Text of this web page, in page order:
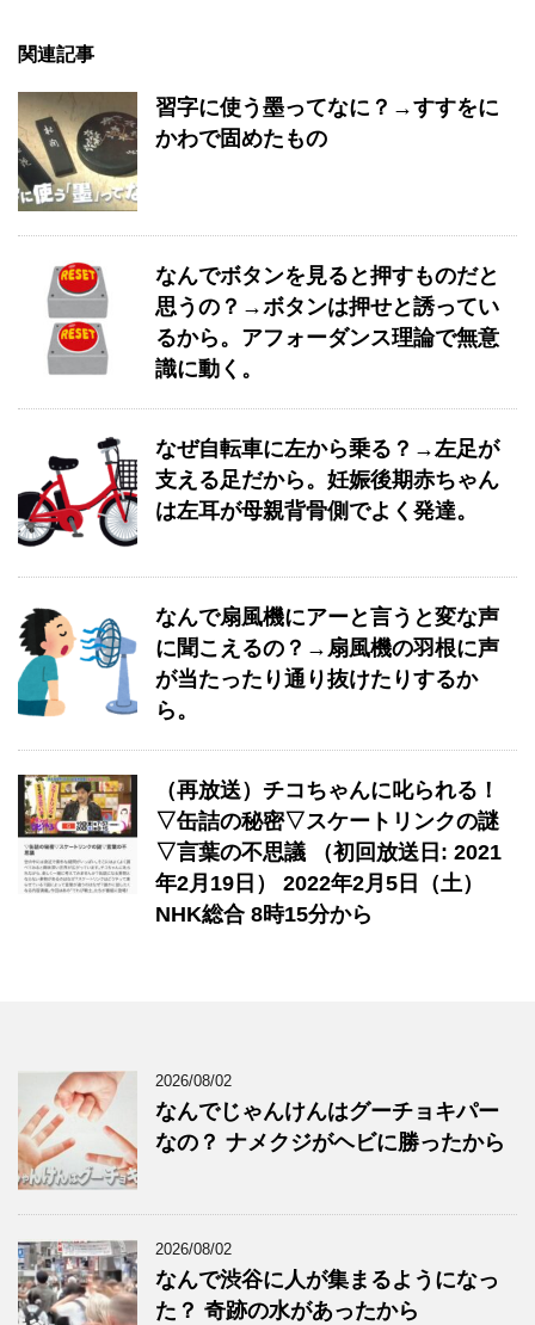
関連記事
習字に使う墨ってなに？→すすをに
かわで固めたもの
なんでボタンを見ると押すものだと
思うの？→ボタンは押せと誘ってい
るから。アフォーダンス理論で無意
識に動く。
なぜ自転車に左から乗る？→左足が
支える足だから。妊娠後期赤ちゃん
は左耳が母親背骨側でよく発達。
なんで扇風機にアーと言うと変な声
に聞こえるの？→扇風機の羽根に声
が当たったり通り抜けたりするか
ら。
（再放送）チコちゃんに叱られる！
▽缶詰の秘密▽スケートリンクの謎
▽言葉の不思議 （初回放送日: 2021
年2月19日） 2022年2月5日（土）
NHK総合 8時15分から
2026/08/02
なんでじゃんけんはグーチョキパー
なの？ ナメクジがヘビに勝ったから
2026/08/02
なんで渋谷に人が集まるようになっ
た？ 奇跡の水があったから